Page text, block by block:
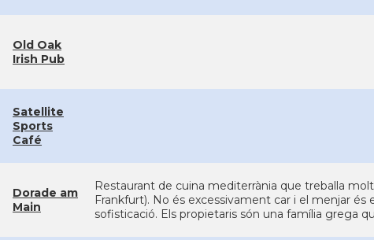
Old Oak
Irish Pub
Satellite
Sports
Café
Dorade am
Main
Restaurant de cuina mediterrània que treballa
Frankfurt). No és excessivament car i el menjar
sofisticació. Els propietaris són una família grega